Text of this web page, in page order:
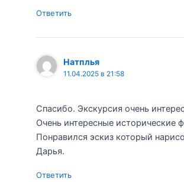
Ответить
Натплья
11.04.2025 в 21:58
Спасибо. Экскурсия очень
Очень интересные исторические
Понравился эскиз который
Дарья.
Ответить